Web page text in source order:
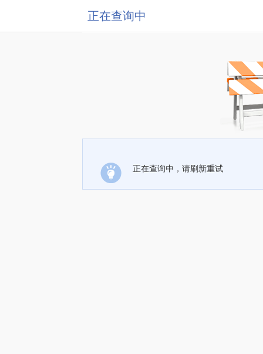
正在查询中
正在查询中，请刷新重试